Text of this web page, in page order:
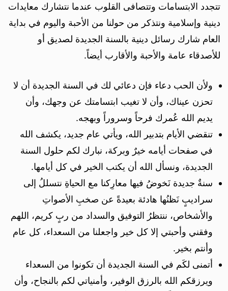
تتجدد الابتسامات وتتصافى القلوب عندما نتشارك معايدات
دينية وإسلامية ونتذكر من حولنا من الأحبة واليوم في بداية
العام شارك رسائل دينية بالسنة الجديدة لصديق أو
للأصدقاء عامة والأحبة والأقارب أيضاً.
ولأن الحب دعاء فإن دعائي لك في السنة الجديدة أن لا
تحزن عيناك، وأن لا تغيب ابتسامتك عن وجهك، وأن
يديم الله عُمرك فرحاً وسروراً وبهجه.
تنقضي الأيام بتدبير الله، ويأتي عام جديد، يكشف الله
في صفحات أيامه خيرٌ وبركة، نبارك لكم حلول السنة
الجديدة، ونسأل الله أن يكتب الخير في كل أيامها.
سنةٌ جديدة نَخوضُ فيها معارِكنا مع الحياةِ نتسللُ إلى
سراديبٍ نَظنُها هادئة بعيدةً عن صخبِ الأصواتِ
والأشخاص، ننتظرُ التوفيق والسداد من ربٍ كريم، اللهم
وفقني وأحبتي إلا كل خير واجعلنا من السعداء، كل عام
وأنتم بخير.
أتمنى لكَم في السنة الجديدة أن تكونوا من السعداء
ويرزقكم الله بالرزق الوفير، وأمنياتي لكم بالنجاح، وأن